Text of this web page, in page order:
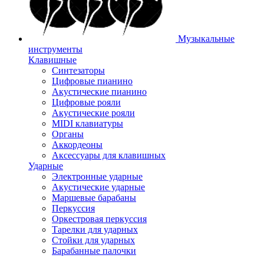
Музыкальные
инструменты
Клавишные
Синтезаторы
Цифровые пианино
Акустические пианино
Цифровые рояли
Акустические рояли
MIDI клавиатуры
Органы
Аккордеоны
Аксессуары для клавишных
Ударные
Электронные ударные
Акустические ударные
Маршевые барабаны
Перкуссия
Оркестровая перкуссия
Тарелки для ударных
Стойки для ударных
Барабанные палочки